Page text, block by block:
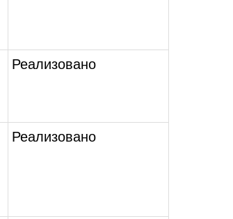
Реализовано
Реализовано